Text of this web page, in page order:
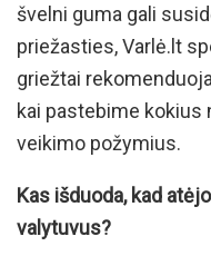
švelni guma gali
priežasties, Varlė.lt
griežtai
kai pastebime kokius
veikimo požymius.
Kas išduoda, kad
valytuvus?